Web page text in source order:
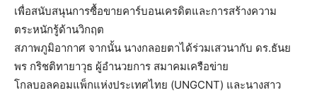
เพื่อสนับสนุนการซื้อขายคาร์บอนเครดิตและการสร้างความ
ตระหนักรู้ด้านวิกฤต
สภาพภูมิอากาศ จากนั้น นางกลอยตาได้ร่วมเสวนากับ ดร.ธันย
พร กริชติทายาวุธ ผู้อำนวยการ สมาคมเครือข่าย
โกลบอลคอมแพ็กแห่งประเทศไทย (UNGCNT) และนางสาว